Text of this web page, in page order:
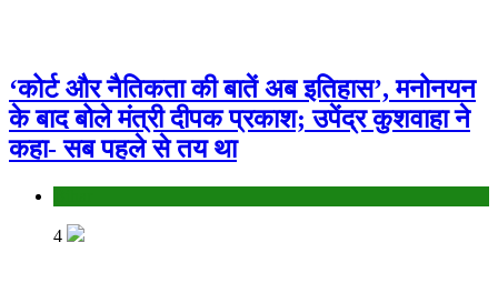
‘कोर्ट और नैतिकता की बातें अब इतिहास’, मनोनयन
के बाद बोले मंत्री दीपक प्रकाश; उपेंद्र कुशवाहा ने
कहा- सब पहले से तय था
4